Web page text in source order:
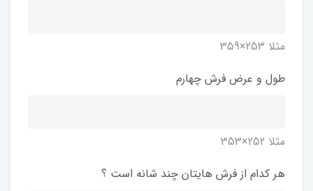
مثلا 253×359
طول و عرض فرش چهارم
مثلا 252×353
هر کدام از فرش هایتان چند شانه است ؟